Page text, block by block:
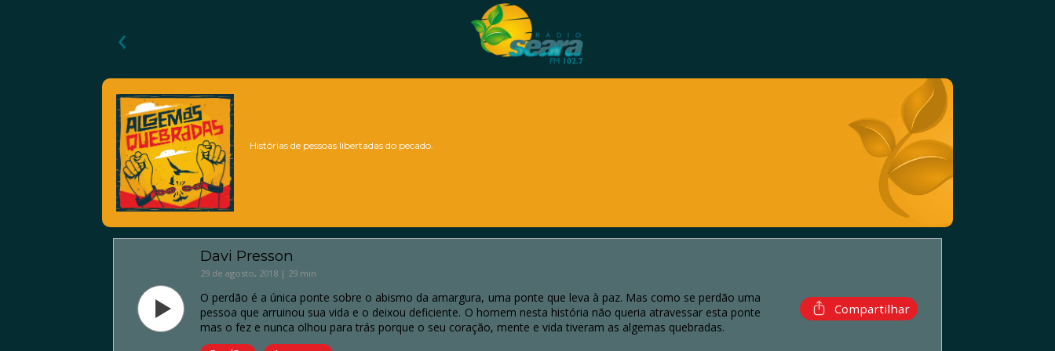
‹
Histórias de pessoas libertadas do pecado.
Davi Presson
29 de agosto, 2018 | 29 min
O perdão é a única ponte sobre o abismo da amargura, uma ponte que leva à paz. Mas como se perdão uma
pessoa que arruinou sua vida e o deixou deficiente. O homem nesta história não queria atravessar esta ponte
mas o fez e nunca olhou para trás porque o seu coração, mente e vida tiveram as algemas quebradas.
Compartilhar